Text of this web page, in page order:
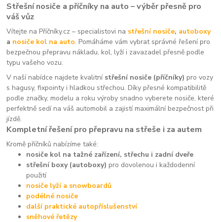
Střešní nosiče a příčníky na auto – výběr přesně pro
váš vůz
Vítejte na Příčníky.cz – specialistovi na střešní nosiče, autoboxy
a nosiče kol na auto. Pomáháme vám vybrat správné řešení pro
bezpečnou přepravu nákladu, kol, lyží i zavazadel přesně podle
typu vašeho vozu.
V naší nabídce najdete kvalitní střešní nosiče (příčníky) pro vozy
s hagusy, fixpointy i hladkou střechou. Díky přesné kompatibilitě
podle značky, modelu a roku výroby snadno vyberete nosiče, které
perfektně sedí na váš automobil a zajistí maximální bezpečnost při
jízdě.
Kompletní řešení pro přepravu na střeše i za autem
Kromě příčníků nabízíme také:
nosiče kol na tažné zařízení, střechu i zadní dveře
střešní boxy (autoboxy) pro dovolenou i každodenní
použití
nosiče lyží a snowboardů
podélné nosiče
další praktické autopříslušenství
sněhové řetězy